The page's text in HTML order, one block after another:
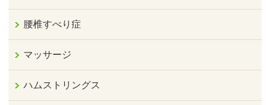
腰椎すべり症
マッサージ
ハムストリングス